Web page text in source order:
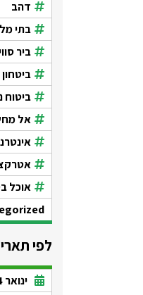
דהב
בתי
ביר
ביטוח
אל
אוכל
לפי
ינואר 2024